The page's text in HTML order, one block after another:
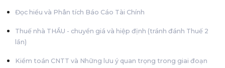
Đọc hiểu và Phân tích Báo Cáo Tài Chính
Thuế nhà THẦU - chuyển giá và hiệp định (tránh đánh Thuế 2
lần)
Kiểm toán CNTT và Những lưu ý quan trọng trong giai đoạn